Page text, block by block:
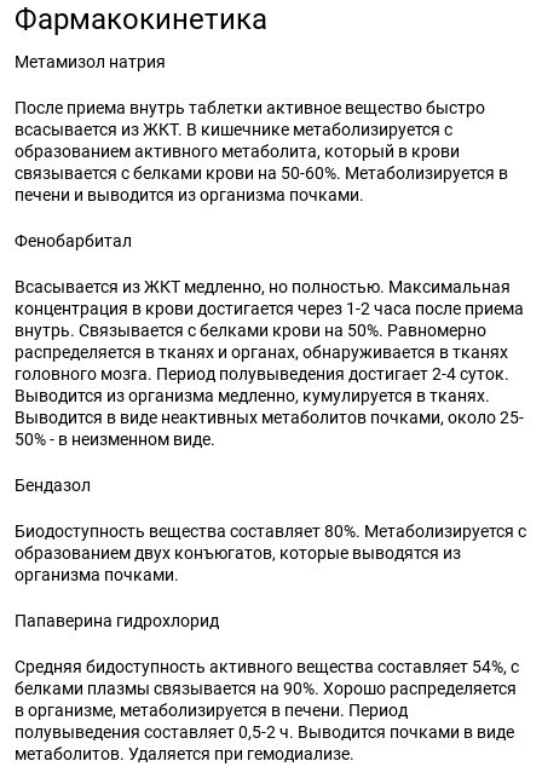
Фармакокинетика
Метамизол натрия
После приема внутрь таблетки активное вещество быстро
всасывается из ЖКТ. В кишечнике метаболизируется с
образованием активного метаболита, который в крови
связывается с белками крови на 50-60%. Метаболизируется в
печени и выводится из организма почками.
Фенобарбитал
Всасывается из ЖКТ медленно, но полностью. Максимальная
концентрация в крови достигается через 1-2 часа после приема
внутрь. Связывается с белками крови на 50%. Равномерно
распределяется в тканях и органах, обнаруживается в тканях
головного мозга. Период полувыведения достигает 2-4 суток.
Выводится из организма медленно, кумулируется в тканях.
Выводится в виде неактивных метаболитов почками, около 25-
50% - в неизменном виде.
Бендазол
Биодоступность вещества составляет 80%. Метаболизируется с
образованием двух конъюгатов, которые выводятся из
организма почками.
Папаверина гидрохлорид
Средняя бидоступность активного вещества составляет 54%, с
белками плазмы связывается на 90%. Хорошо распределяется
в организме, метаболизируется в печени. Период
полувыведения составляет 0,5-2 ч. Выводится почками в виде
метаболитов. Удаляется при гемодиализе.